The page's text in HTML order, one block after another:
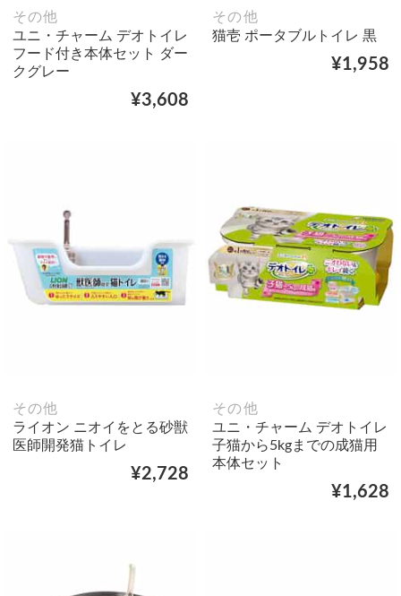
その他
ユニ・チャーム デオトイレ
フード付き本体セット ダー
クグレー
¥3,608
その他
猫壱 ポータブルトイレ 黒
¥1,958
その他
ライオン ニオイをとる砂獣
医師開発猫トイレ
¥2,728
その他
ユニ・チャーム デオトイレ
子猫から5kgまでの成猫用
本体セット
¥1,628